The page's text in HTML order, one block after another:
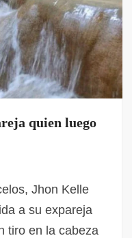
quien luego
Jhon Kelle
a su expareja
tiro en la cabeza